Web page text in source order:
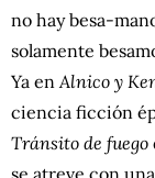
no hay besa-
solamente
Ya enAlnico y
ciencia ficción
Tránsito de fuego